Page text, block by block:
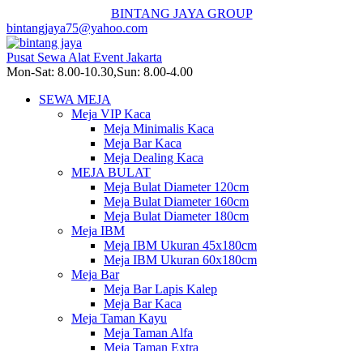
BINTANG JAYA GROUP
bintangjaya75@yahoo.com
Pusat Sewa Alat Event Jakarta
Mon-Sat: 8.00-10.30,Sun: 8.00-4.00
SEWA MEJA
Meja VIP Kaca
Meja Minimalis Kaca
Meja Bar Kaca
Meja Dealing Kaca
MEJA BULAT
Meja Bulat Diameter 120cm
Meja Bulat Diameter 160cm
Meja Bulat Diameter 180cm
Meja IBM
Meja IBM Ukuran 45x180cm
Meja IBM Ukuran 60x180cm
Meja Bar
Meja Bar Lapis Kalep
Meja Bar Kaca
Meja Taman Kayu
Meja Taman Alfa
Meja Taman Extra